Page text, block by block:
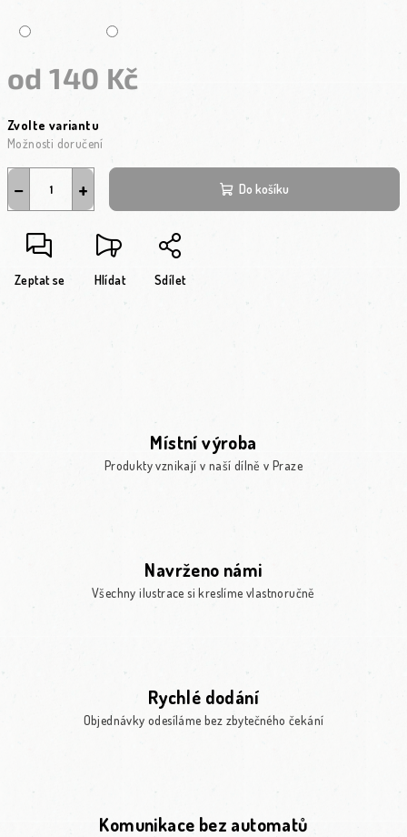
od140 Kč
Zvolte variantu
Možnosti doručení
+
− Do košíku
Zeptat se Hlídat Sdílet
Místní výroba
Produkty vznikají v naší dílně v Praze
Navrženo námi
Všechny ilustrace si kreslíme vlastnoručně
Rychlé dodání
Objednávky odesíláme bez zbytečného čekání
Komunikace bez automatů